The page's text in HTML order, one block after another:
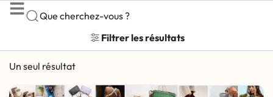
Que cherchez-vous ?
Filtrer les résultats
Un seul résultat